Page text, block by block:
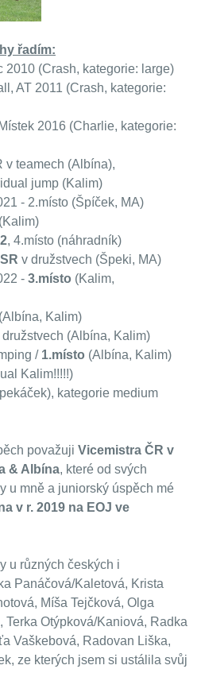
řadím:
2010 (Crash, kategorie: large)
AT 2011 (Crash, kategorie:
2016 (Charlie, kategorie:
v teamech (Albína),
jump (Kalim)
- 2.místo (Špíček, MA)
(Kalim)
, 4.místo (náhradník)
v družstvech (Špeki, MA)
- 3.místo (Kalim,
(Albína, Kalim)
družstvech (Albína, Kalim)
/ 1.místo (Albína, Kalim)
Kalim!!!!!)
kategorie medium
považuji Vicemistra ČR v
& Albína, které od svých
u mně a juniorský úspěch mé
v r. 2019 na EOJ ve
u různých českých i
Panáčová/Kaletová, Krista
Míša Tejčková, Olga
Terka Otýpková/Kaniová, Radka
Vaškebová, Radovan Liška,
ze kterých jsem si ustálila svůj